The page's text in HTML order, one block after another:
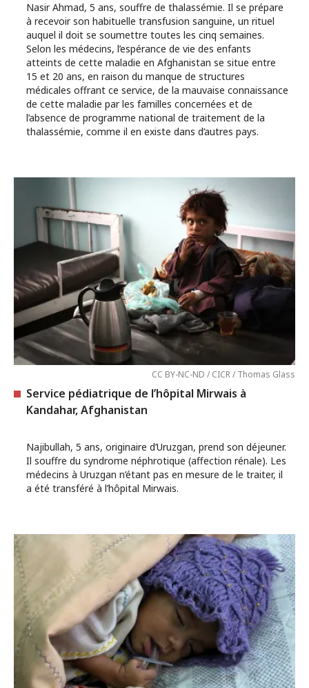
Nasir Ahmad, 5 ans, souffre de thalassémie. Il se prépare
à recevoir son habituelle transfusion sanguine, un rituel
auquel il doit se soumettre toutes les cinq semaines.
Selon les médecins, l’espérance de vie des enfants
atteints de cette maladie en Afghanistan se situe entre
15 et 20 ans, en raison du manque de structures
médicales offrant ce service, de la mauvaise connaissance
de cette maladie par les familles concernées et de
l’absence de programme national de traitement de la
thalassémie, comme il en existe dans d’autres pays.
CC BY-NC-ND / CICR / Thomas Glass
Service pédiatrique de l’hôpital Mirwais à
Kandahar, Afghanistan
Najibullah, 5 ans, originaire d’Uruzgan, prend son déjeuner.
Il souffre du syndrome néphrotique (affection rénale). Les
médecins à Uruzgan n’étant pas en mesure de le traiter, il
a été transféré à l’hôpital Mirwais.